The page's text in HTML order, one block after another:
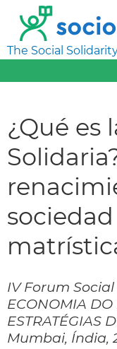
The Social
¿Qué es
IV Forum
ECONOMIA DO
ESTRATÉGIAS
Mumbai, Índia,